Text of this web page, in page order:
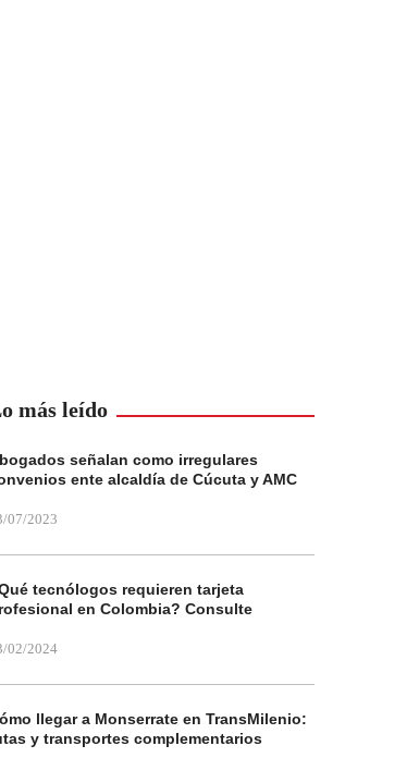
más leído
señalan como irregulares
ente alcaldía de Cúcuta y AMC
07/2023
tecnólogos requieren tarjeta
en Colombia? Consulte
02/2024
llegar a Monserrate en TransMilenio:
y transportes complementarios